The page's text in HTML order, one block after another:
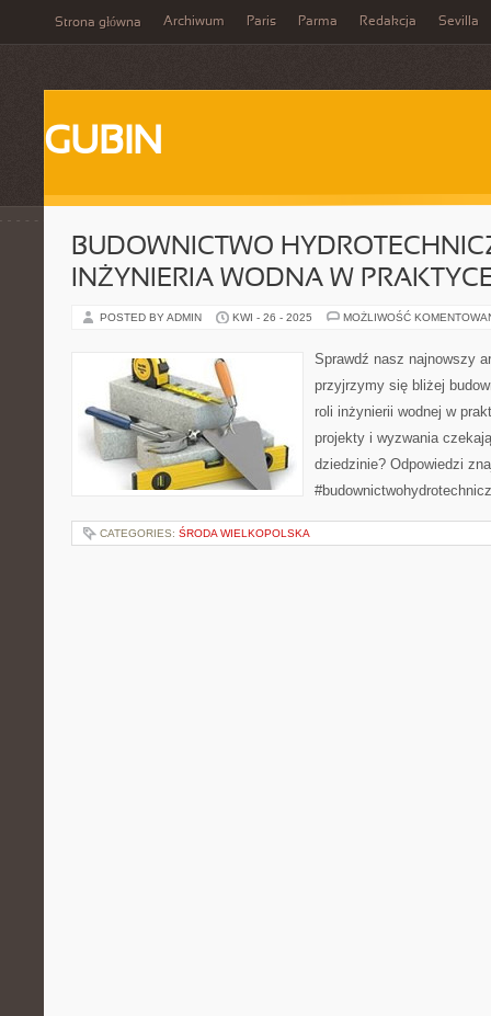
Strona główna Archiwum Paris Parma Redakcja Sevilla
GUBIN
BUDOWNICTWO
INŻYNIERIA WODNA W
POSTED BY ADMIN KWI - 26 - 2025 MOŻLIWOŚĆ
Sprawdź nasz najnowszy
przyjrzymy się bliżej
roli inżynierii wodnej w
projekty i wyzwania
dziedzinie? Odpowiedzi
CATEGORIES: ŚRODA WIELKOPOLSKA